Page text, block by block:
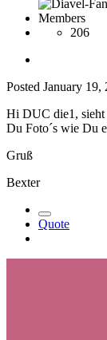
Members
206
Posted January 19,
Hi DUC die1, sieht
Du Foto´s wie Du
Gruß
Bexter
Quote